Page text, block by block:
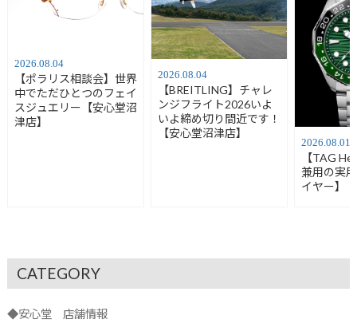
2026.08.04
【ポラリス相談会】世界
中でただひとつのフェイ
スジュエリー【安心堂沼
津店】
2026.08.04
【BREITLING】チャレ
ンジフライト2026いよ
いよ締め切り間近です！
【安心堂沼津店】
2026.08.01
【TAG
兼用の実
イヤー】
CATEGORY
◆安心堂 店舗情報